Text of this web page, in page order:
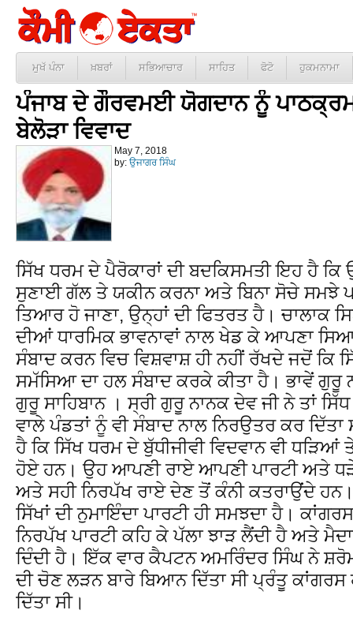
ਮੁਖੱ ਪੰਨਾ ਖ਼ਬਰਾਂ ਸਭਿਆਚਾਰ ਸਾਹਿਤ ਫੋਟੋ ਹੁਕਮਨਾਮਾ
ਪੰਜਾਬ ਦੇ ਗੌਰਵਮਈ ਯੋਗਦਾਨ ਨੂੰ
ਬੇਲੋੜਾ ਵਿਵਾਦ
May 7, 2018
by: ਉਜਾਗਰ ਸਿੰਘ
ਸਿੱਖ ਧਰਮ ਦੇ ਪੈਰੋਕਾਰਾਂ ਦੀ ਬਦਕਿਸਮਤੀ ਇਹ ਹੈ
ਸੁਣਾਈ ਗੱਲ ਤੇ ਯਕੀਨ ਕਰਨਾ ਅਤੇ ਬਿਨਾ ਸੋਚੇ ਸਮਝੇ
ਤਿਆਰ ਹੋ ਜਾਣਾ, ਉਨ੍ਹਾਂ ਦੀ ਫਿਤਰਤ ਹੈ। ਚਾਲਾਕ
ਦੀਆਂ ਧਾਰਮਿਕ ਭਾਵਨਾਵਾਂ ਨਾਲ ਖੇਡ ਕੇ ਆਪਣਾ
ਸੰਬਾਦ ਕਰਨ ਵਿਚ ਵਿਸ਼ਵਾਸ਼ ਹੀ ਨਹੀਂ ਰੱਖਦੇ ਜਦੋਂ ਕਿ
ਸਮੱਸਿਆ ਦਾ ਹਲ ਸੰਬਾਦ ਕਰਕੇ ਕੀਤਾ ਹੈ। ਭਾਵੇਂ ਗੁਰੂ
ਗੁਰੂ ਸਾਹਿਬਾਨ । ਸ੍ਰੀ ਗੁਰੂ ਨਾਨਕ ਦੇਵ ਜੀ ਨੇ ਤਾਂ
ਵਾਲੇ ਪੰਡਤਾਂ ਨੂੰ ਵੀ ਸੰਬਾਦ ਨਾਲ ਨਿਰਉਤਰ ਕਰ
ਹੈ ਕਿ ਸਿੱਖ ਧਰਮ ਦੇ ਬੁੱਧੀਜੀਵੀ ਵਿਦਵਾਨ ਵੀ
ਹੋਏ ਹਨ। ਉਹ ਆਪਣੀ ਰਾਏ ਆਪਣੀ ਪਾਰਟੀ ਅਤੇ
ਅਤੇ ਸਹੀ ਨਿਰਪੱਖ ਰਾਏ ਦੇਣ ਤੋਂ ਕੰਨੀ ਕਤਰਾਉਂਦੇ
ਸਿੱਖਾਂ ਦੀ ਨੁਮਾਇੰਦਾ ਪਾਰਟੀ ਹੀ ਸਮਝਦਾ ਹੈ।
ਨਿਰਪੱਖ ਪਾਰਟੀ ਕਹਿ ਕੇ ਪੱਲਾ ਝਾੜ ਲੈਂਦੀ ਹੈ ਅਤੇ
ਦਿੰਦੀ ਹੈ। ਇੱਕ ਵਾਰ ਕੈਪਟਨ ਅਮਰਿੰਦਰ ਸਿੰਘ ਨੇ
ਦੀ ਚੋਣ ਲੜਨ ਬਾਰੇ ਬਿਆਨ ਦਿੱਤਾ ਸੀ ਪ੍ਰੰਤੂ
ਦਿੱਤਾ ਸੀ।